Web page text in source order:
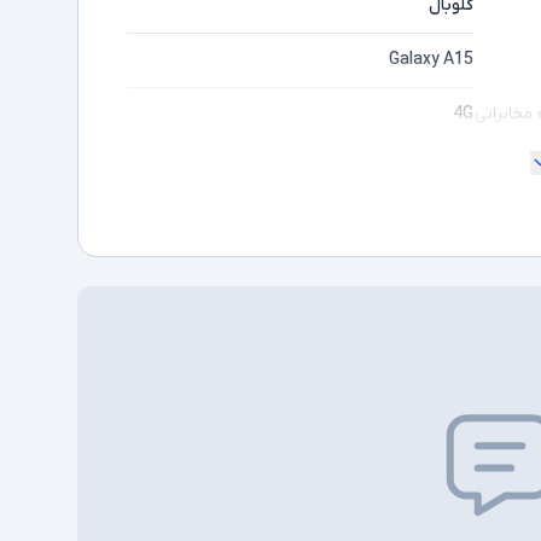
گلوبال
Galaxy A15
4G
اصلی 50 مگاپیکسل